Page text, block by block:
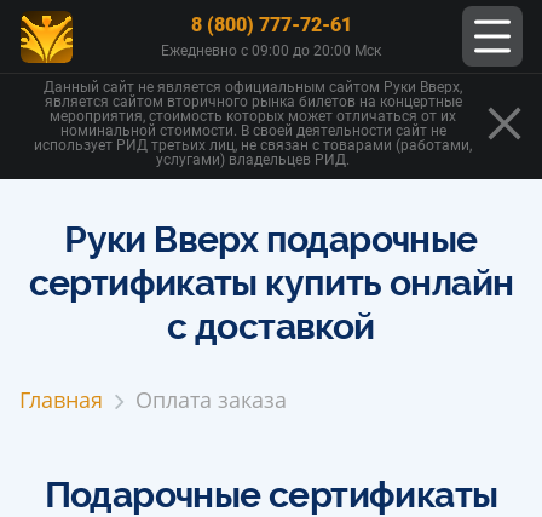
8 (800) 777-72-61
Ежедневно с 09:00 до 20:00 Мск
Данный сайт не является официальным сайтом Руки Вверх,
является сайтом вторичного рынка билетов на концертные
мероприятия, стоимость которых может отличаться от их
номинальной стоимости. В своей деятельности сайт не
использует РИД третьих лиц, не связан с товарами (работами,
услугами) владельцев РИД.
Руки Вверх подарочные
сертификаты купить онлайн
с доставкой
Главная Оплата заказа
Подарочные сертификаты